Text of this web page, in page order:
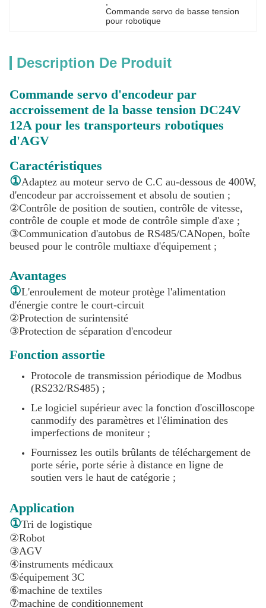
Commande servo de basse tension
pour robotique
Description De Produit
Commande servo d'encodeur par
accroissement de la basse tension DC24V
12A pour les transporteurs robotiques
d'AGV
Caractéristiques
①Adaptez au moteur servo de C.C au-dessous de 400W,
d'encodeur par accroissement et absolu de soutien ;
②Contrôle de position de soutien, contrôle de vitesse,
contrôle de couple et mode de contrôle simple d'axe ;
③Communication d'autobus de RS485/CANopen, boîte
beused pour le contrôle multiaxe d'équipement ;
Avantages
①L'enroulement de moteur protège l'alimentation
d'énergie contre le court-circuit
②Protection de surintensité
③Protection de séparation d'encodeur
Fonction assortie
Protocole de transmission périodique de Modbus
(RS232/RS485) ;
Le logiciel supérieur avec la fonction d'oscilloscope
canmodify des paramètres et l'élimination des
imperfections de moniteur ;
Fournissez les outils brûlants de téléchargement de
porte série, porte série à distance en ligne de
soutien vers le haut de catégorie ;
Application
①Tri de logistique
②Robot
③AGV
④instruments médicaux
⑤équipement 3C
⑥machine de textiles
⑦machine de conditionnement